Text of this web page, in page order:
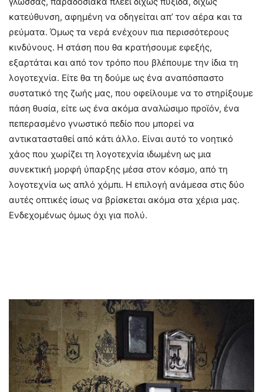
κατεύθυνση, αφημένη να οδηγείται απ’ τον αέρα και τα
ρεύματα. Όμως τα νερά ενέχουν πια περισσότερους
κινδύνους. Η στάση που θα κρατήσουμε εφεξής,
εξαρτάται και από τον τρόπο που βλέπουμε την ίδια τη
λογοτεχνία. Είτε θα τη δούμε ως ένα αναπόσπαστο
συστατικό της ζωής μας, που οφείλουμε να το στηρίξουμε
πάση θυσία, είτε ως ένα ακόμα αναλώσιμο προϊόν, ένα
πεπερασμένο γνωστικό πεδίο που μπορεί να
αντικατασταθεί από κάτι άλλο. Είναι αυτό το νοητικό
χάος που χωρίζει τη λογοτεχνία ιδωμένη ως μια
συνεκτική μορφή ύπαρξης μέσα στον κόσμο, από τη
λογοτεχνία ως απλό χόμπι. Η επιλογή ανάμεσα στις δύο
αυτές οπτικές ίσως να βρίσκεται ακόμα στα χέρια μας.
Ενδεχομένως όμως όχι για πολύ.